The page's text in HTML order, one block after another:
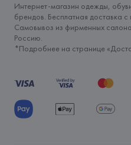
Интернет-магазин одежды,
брендов. Бесплатная доставка
Самовывоз из фирменных
Россию.
*Подробнее на странице «